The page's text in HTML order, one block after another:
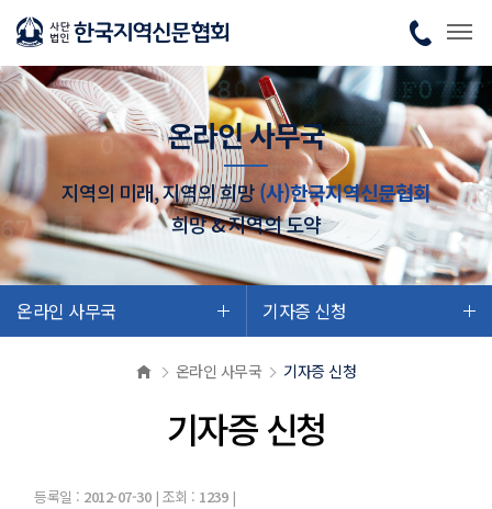
온라인 사무국
지역의 미래, 지역의 희망(사)한국지역신문협회
희망 & 지역의 도약
온라인 사무국 기자증 신청
온라인 사무국 기자증 신청
기자증 신청
등록일 : 2012-07-30| 조회 : 1239|